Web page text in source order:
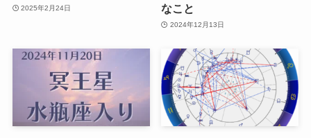
2025年2月24日
なこと
2024年12月13日